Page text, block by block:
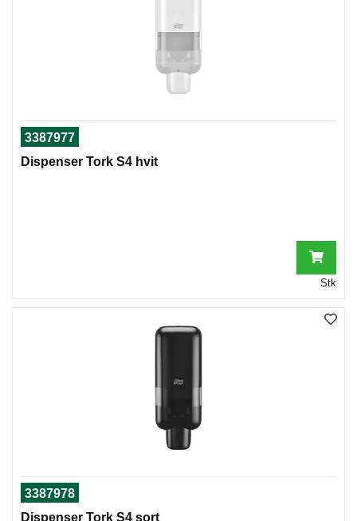
3387977
Dispenser Tork S4 hvit
Stk
3387978
Dispenser Tork S4 sort